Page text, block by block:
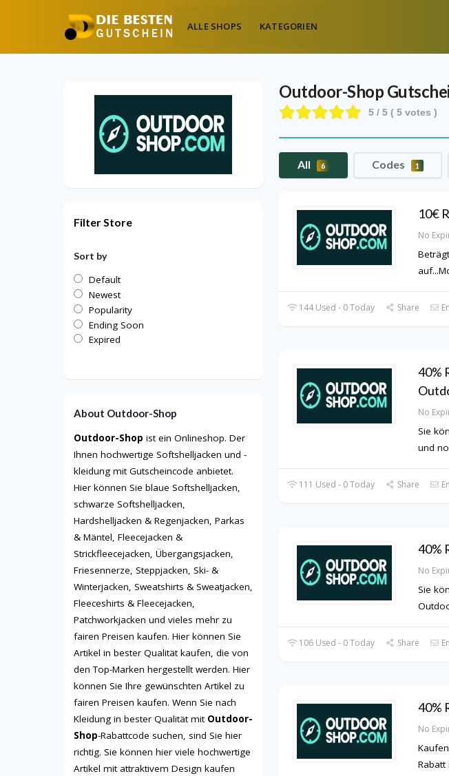
ALLE SHOPS KATEGORIEN
Outdoor-Shop
5 / 5 (5 votes )
All 6 Codes 1
10€
No
auf...
144 Used - 0 Today Share
40%
No
Sie
und
111 Used - 0 Today Share
40%
No
Sie
106 Used - 0 Today Share
40%
No
Filter Store
Sort by
Default
Newest
Popularity
Ending Soon
Expired
About Outdoor-Shop
Outdoor-Shop ist ein Onlineshop. Der
Ihnen hochwertige Softshelljacken und -
kleidung mit Gutscheincode anbietet.
Hier können Sie blaue Softshelljacken,
schwarze Softshelljacken,
Hardshelljacken & Regenjacken, Parkas
& Mäntel, Fleecejacken &
Strickfleecejacken, Übergangsjacken,
Friesennerze, Steppjacken, Ski- &
Winterjacken, Sweatshirts & Sweatjacken,
Fleeceshirts & Fleecejacken,
Patchworkjacken und vieles mehr zu
fairen Preisen kaufen. Hier können Sie
Artikel in bester Qualität kaufen, die von
den Top-Marken hergestellt werden. Hier
können Sie Ihre gewünschten Artikel zu
fairen Preisen kaufen. Wenn Sie nach
Kleidung in bester Qualität mit Outdoor-
Shop-Rabattcode suchen, sind Sie hier
richtig. Sie können hier viele hochwertige
Artikel mit attraktivem Design kaufen